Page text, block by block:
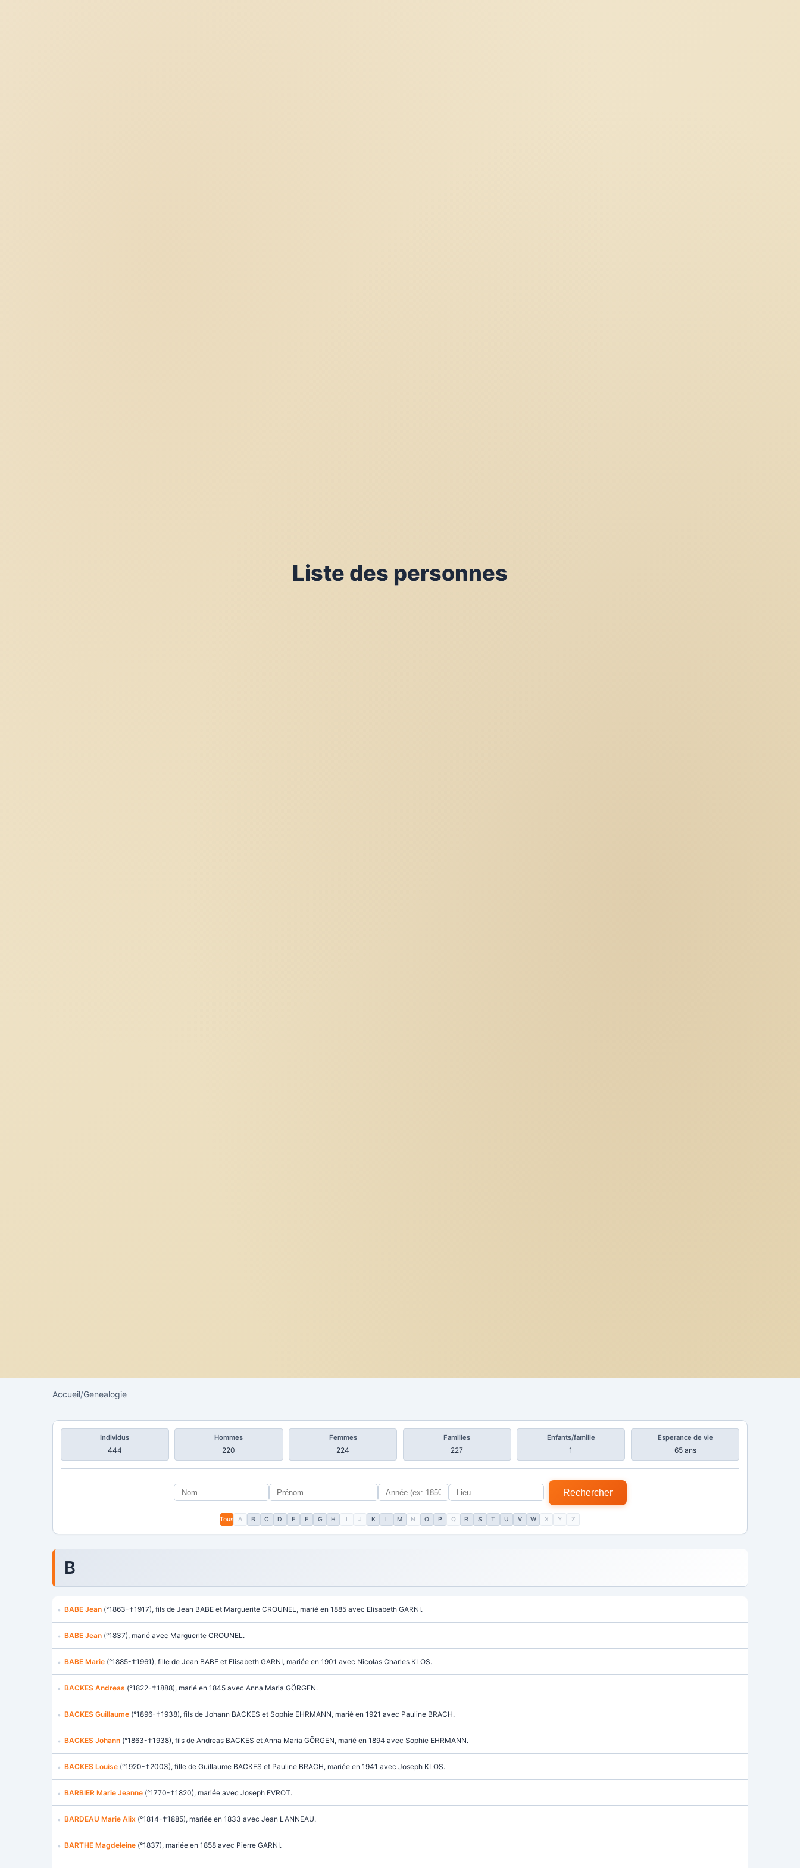
Liste des personnes
Accueil/Genealogie
Individus
444
Hommes
220
Femmes
224
Familles
227
Enfants/famille
1
Esperance de vie
65 ans
Rechercher
Tous A B C D E F G H I J K L M N O P Q R S T U V W X Y Z
B
BABE Jean (°1863-†1917), fils de Jean BABE et Marguerite CROUNEL, marié en 1885 avec Elisabeth GARNI.
BABE Jean (°1837), marié avec Marguerite CROUNEL.
BABE Marie (°1885-†1961), fille de Jean BABE et Elisabeth GARNI, mariée en 1901 avec Nicolas Charles KLOS.
BACKES Andreas (°1822-†1888), marié en 1845 avec Anna Maria GÖRGEN.
BACKES Guillaume (°1896-†1938), fils de Johann BACKES et Sophie EHRMANN, marié en 1921 avec Pauline BRACH.
BACKES Johann (°1863-†1938), fils de Andreas BACKES et Anna Maria GÖRGEN, marié en 1894 avec Sophie EHRMANN.
BACKES Louise (°1920-†2003), fille de Guillaume BACKES et Pauline BRACH, mariée en 1941 avec Joseph KLOS.
BARBIER Marie Jeanne (°1770-†1820), mariée avec Joseph EVROT.
BARDEAU Marie Alix (°1814-†1885), mariée en 1833 avec Jean LANNEAU.
BARTHE Magdeleine (°1837), mariée en 1858 avec Pierre GARNI.